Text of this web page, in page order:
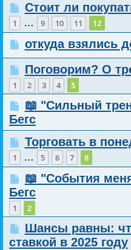
Стоит ли
1 … 9 10 11 12
откуда взялись
Поговорим? О
1 2 3 4 5
📖 "Сильный
Бегс
Торговать в
1 … 5 6 7 8
📖 "События
Бегс
1 2
Шансы равны:
ставкой в 2025 году